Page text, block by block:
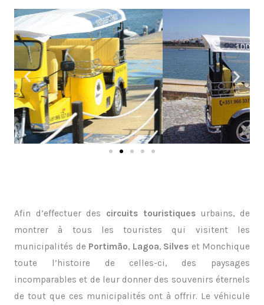
Afin d’effectuer des circuits touristiquesurbains, de
montrer à tous les touristes qui visitent les
municipalités de Portimão, Lagoa, Silves et Monchique
toute l’histoire de celles-ci, des paysages
incomparables et de leur donner des souvenirs éternels
de tout que ces municipalités ont à offrir. Le véhicule